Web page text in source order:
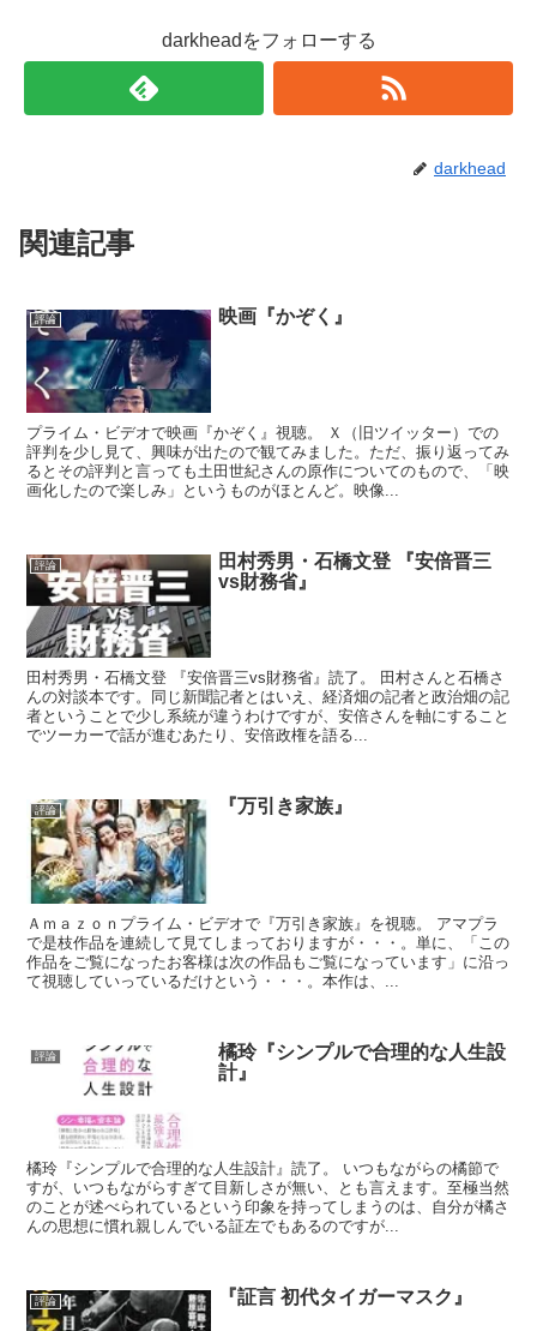
darkheadをフォローする
darkhead
関連記事
評論 映画『かぞく』
プライム・ビデオで映画『かぞく』視聴。 Ｘ（旧ツイッター）での
評判を少し見て、興味が出たので観てみました。ただ、振り返ってみ
るとその評判と言っても土田世紀さんの原作についてのもので、「映
画化したので楽しみ」というものがほとんど。映像...
評論
田村秀男・石橋文登 『安倍晋三
vs財務省』
田村秀男・石橋文登 『安倍晋三vs財務省』読了。 田村さんと石橋さ
んの対談本です。同じ新聞記者とはいえ、経済畑の記者と政治畑の記
者ということで少し系統が違うわけですが、安倍さんを軸にすること
でツーカーで話が進むあたり、安倍政権を語る...
評論 『万引き家族』
Ａｍａｚｏｎプライム・ビデオで『万引き家族』を視聴。 アマプラ
で是枝作品を連続して見てしまっておりますが・・・。単に、「この
作品をご覧になったお客様は次の作品もご覧になっています」に沿っ
て視聴していっているだけという・・・。本作は、...
評論
橘玲『シンプルで合理的な人生設
計』
橘玲『シンプルで合理的な人生設計』読了。 いつもながらの橘節で
すが、いつもながらすぎて目新しさが無い、とも言えます。至極当然
のことが述べられているという印象を持ってしまうのは、自分が橘さ
んの思想に慣れ親しんでいる証左でもあるのですが...
評論 『証言 初代タイガーマスク』